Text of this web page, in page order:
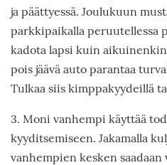
ja päättyessä. Joulukuun
parkkipaikalla peruutellessa
kadota lapsi kuin
pois jäävä auto parantaa
Tulkaa siis kimppakyydeillä
3. Moni vanhempi käyttää
kyyditsemiseen. Jakamalla
vanhempien kesken